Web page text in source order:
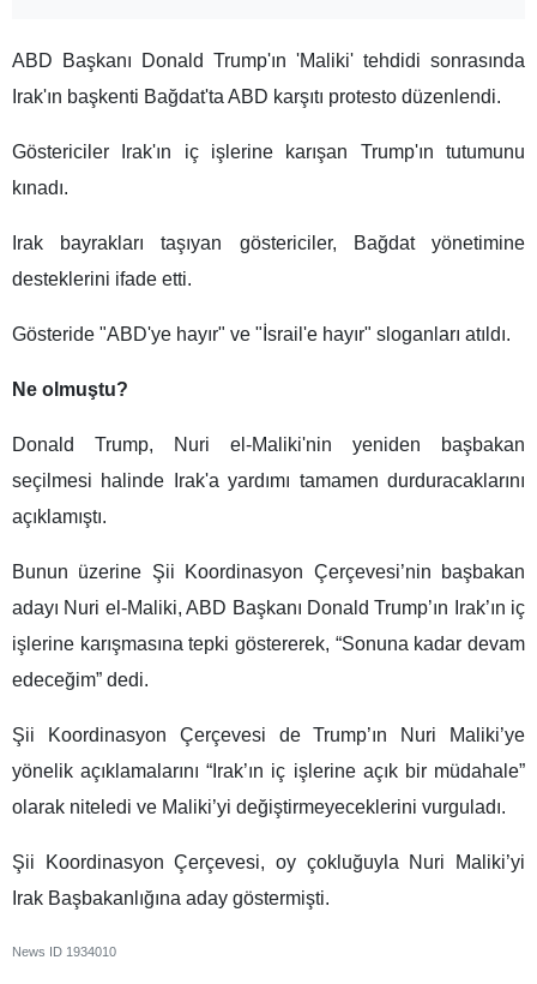
ABD Başkanı Donald Trump'ın 'Maliki' tehdidi sonrasında
Irak'ın başkenti Bağdat'ta ABD karşıtı protesto düzenlendi.
Göstericiler Irak'ın iç işlerine karışan Trump'ın tutumunu
kınadı.
Irak bayrakları taşıyan göstericiler, Bağdat yönetimine
desteklerini ifade etti.
Gösteride "ABD'ye hayır" ve "İsrail'e hayır" sloganları atıldı.
Ne olmuştu?
Donald Trump, Nuri el-Maliki'nin yeniden başbakan
seçilmesi halinde Irak'a yardımı tamamen durduracaklarını
açıklamıştı.
Bunun üzerine Şii Koordinasyon Çerçevesi’nin başbakan
adayı Nuri el-Maliki, ABD Başkanı Donald Trump’ın Irak’ın iç
işlerine karışmasına tepki göstererek, “Sonuna kadar devam
edeceğim” dedi.
Şii Koordinasyon Çerçevesi de Trump’ın Nuri Maliki’ye
yönelik açıklamalarını “Irak’ın iç işlerine açık bir müdahale”
olarak niteledi ve Maliki’yi değiştirmeyeceklerini vurguladı.
Şii Koordinasyon Çerçevesi, oy çokluğuyla Nuri Maliki’yi
Irak Başbakanlığına aday göstermişti.
News ID 1934010